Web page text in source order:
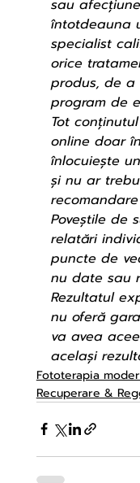
sau
întotdeauna
specialist
orice
produs, de
program de
Tot
online doar
înlocuiește
și nu ar
Poveștile de
relatări
puncte de
nu date sau
Rezultatul
nu oferă
va avea
același
Fototerapia
Recuperare &